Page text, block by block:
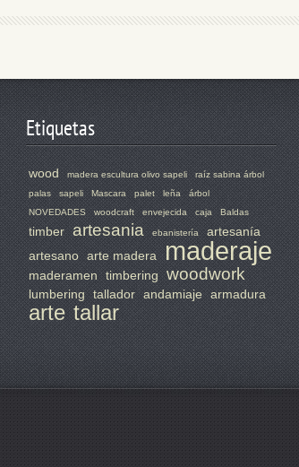
Etiquetas
wood madera escultura olivo sapeli
raíz sabina árbol
palas
sapeli Mascara palet leña
árbol
NOVEDADES
woodcraft envejecida caja Baldas
timber artesania ebanistería
artesanía
artesano arte madera maderaje
maderamen timbering woodwork
lumbering tallador andamiaje armadura
arte tallar